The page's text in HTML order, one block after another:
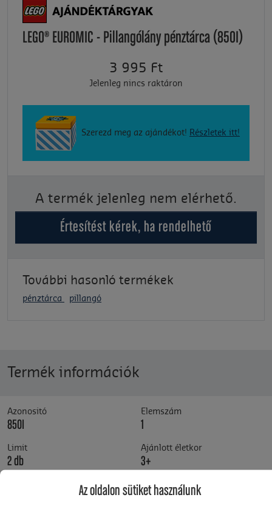
LEGO® EUROMIC - Pillangólány pénztárca (850I)
3 995 Ft
Jelenleg nincs raktáron
Szerezd meg az ajándékot! Részletek itt!
A termék jelenleg nem elérhető.
Értesítést kérek, ha rendelhető
További hasonló termékek
pénztárca pillangó
Termék információk
Azonositó
850I
Elemszám
1
Limit
2 db
Ajánlott életkor
3+
Szórakoztató és kényelmes, puha, háromrészes LEGO®
Az oldalon sütiket használunk